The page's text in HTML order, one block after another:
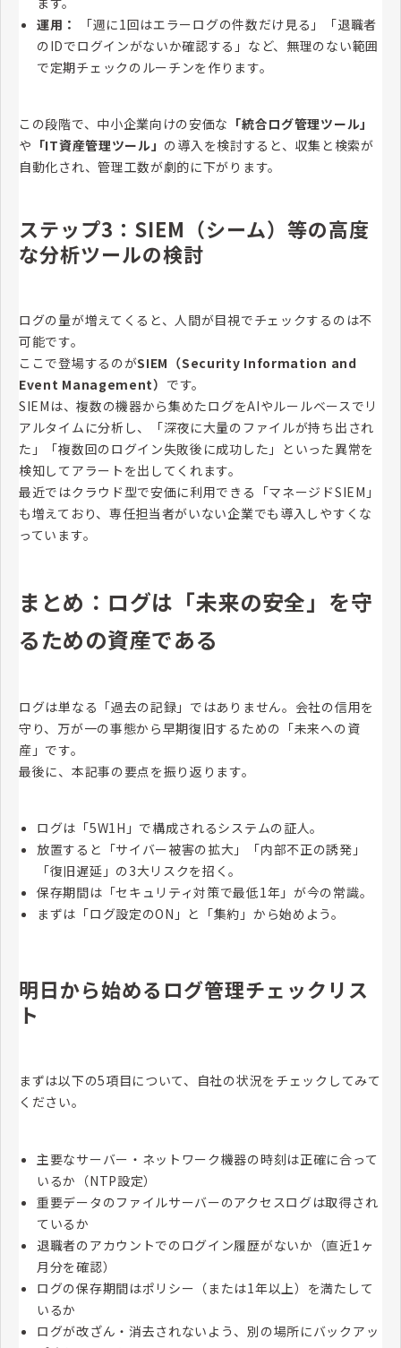
運用：
「週に1回はエラーログの件数だけ見る」「退職者
のIDでログインがないか確認する」など、無理のない範囲
で定期チェックのルーチンを作ります。
この段階で、中小企業向けの安価な 「統合ログ管理ツール」
や 「IT資産管理ツール」 の導入を検討すると、収集と検索が
自動化され、管理工数が劇的に下がります。
ステップ3：SIEM（シーム）等の高度
な分析ツールの検討
ログの量が増えてくると、人間が目視でチェックするのは不
可能です。
ここで登場するのがSIEM（Security Information and
Event Management） です。
SIEMは、複数の機器から集めたログをAIやルールベースでリ
アルタイムに分析し、「深夜に大量のファイルが持ち出され
た」「複数回のログイン失敗後に成功した」といった異常を
検知してアラートを出してくれます。
最近ではクラウド型で安価に利用できる「マネージドSIEM」
も増えており、専任担当者がいない企業でも導入しやすくな
っています。
まとめ：ログは「未来の安全」を守
るための資産である
ログは単なる「過去の記録」ではありません。会社の信用を
守り、万が一の事態から早期復旧するための「未来への資
産」です。
最後に、本記事の要点を振り返ります。
ログは「5W1H」で構成されるシステムの証人。
放置すると「サイバー被害の拡大」「内部不正の誘発」
「復旧遅延」の3大リスクを招く。
保存期間は「セキュリティ対策で最低1年」が今の常識。
まずは「ログ設定のON」と「集約」から始めよう。
明日から始めるログ管理チェックリス
ト
まずは以下の5項目について、自社の状況をチェックしてみて
ください。
主要なサーバー・ネットワーク機器の時刻は正確に合って
いるか（NTP設定）
重要データのファイルサーバーのアクセスログは取得され
ているか
退職者のアカウントでのログイン履歴がないか（直近1ヶ
月分を確認）
ログの保存期間はポリシー（または1年以上）を満たして
いるか
ログが改ざん・消去されないよう、別の場所にバックアッ